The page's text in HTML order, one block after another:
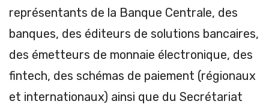
représentants de la Banque Centrale, des
banques, des éditeurs de solutions bancaires,
des émetteurs de monnaie électronique, des
fintech, des schémas de paiement (régionaux
et internationaux) ainsi que du Secrétariat